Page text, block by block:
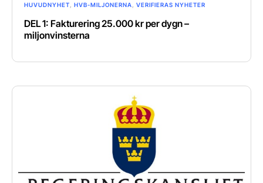
HUVUDNYHET
HVB-MILJONERNA VERIFIERAS NYHETER
DEL 1: Fakturering 25.000 kr per dygn –
miljonvinsterna